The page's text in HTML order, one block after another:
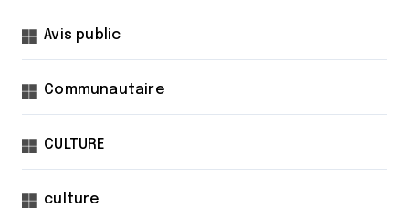
Avis public
Communautaire
CULTURE
culture